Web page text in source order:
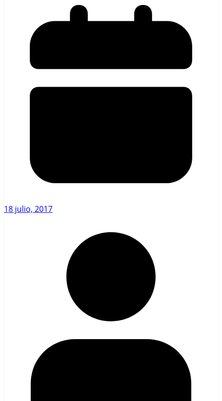
18 julio, 2017